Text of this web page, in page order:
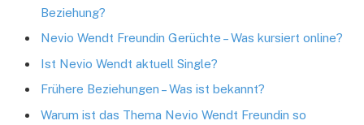
Beziehung?
Nevio Wendt Freundin Gerüchte – Was kursiert online?
Ist Nevio Wendt aktuell Single?
Frühere Beziehungen – Was ist bekannt?
Warum ist das Thema Nevio Wendt Freundin so